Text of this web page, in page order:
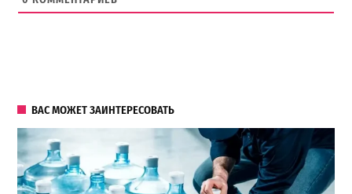
ВАС МОЖЕТ ЗАИНТЕРЕСОВАТЬ